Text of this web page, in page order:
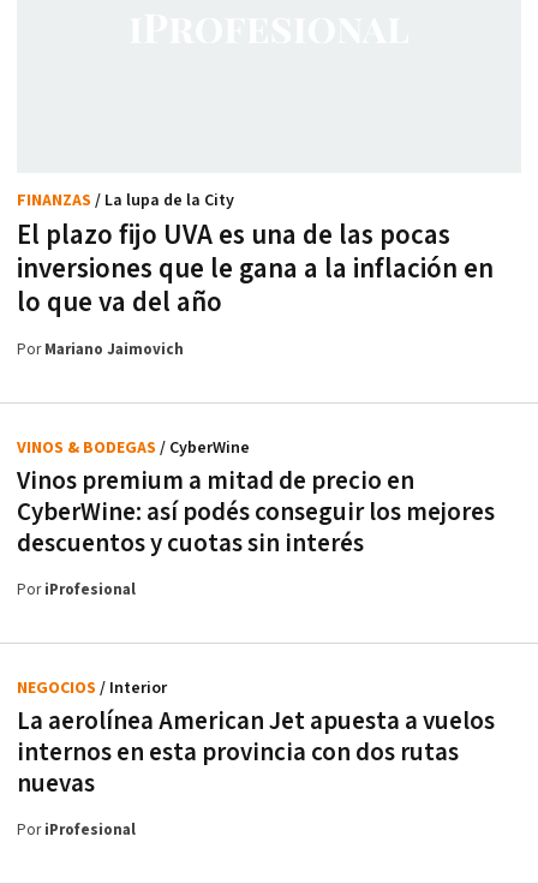
El plazo fijo UVA es una de las pocas
inversiones que le gana a la inflación en
lo que va del año
FINANZAS / La lupa de la City
PorMariano Jaimovich
Vinos premium a mitad de precio en
CyberWine: así podés conseguir los mejores
descuentos y cuotas sin interés
VINOS & BODEGAS / CyberWine
PoriProfesional
La aerolínea American Jet apuesta a vuelos
internos en esta provincia con dos rutas
nuevas
NEGOCIOS / Interior
PoriProfesional